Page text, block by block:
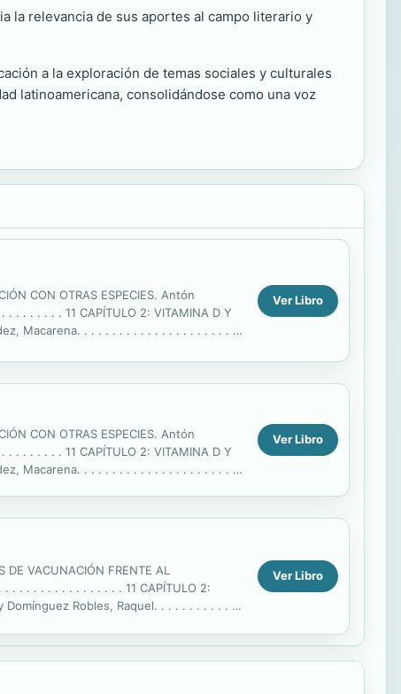
la relevancia de sus aportes al campo literario y
a la exploración de temas sociales y culturales
latinoamericana, consolidándose como una voz
CON OTRAS ESPECIES. Antón
. . . . . . 11 CAPÍTULO 2: VITAMINA D Y
Macarena. . . . . . . . . . . . . . . . . . . . . . . .
Ver Libro
CON OTRAS ESPECIES. Antón
. . . . . . 11 CAPÍTULO 2: VITAMINA D Y
Macarena. . . . . . . . . . . . . . . . . . . . . . . .
Ver Libro
DE VACUNACIÓN FRENTE AL
. . . . . . . . . . . . . . . . 11 CAPÍTULO 2:
Domínguez Robles, Raquel. . . . . . . . . . . . .
Ver Libro